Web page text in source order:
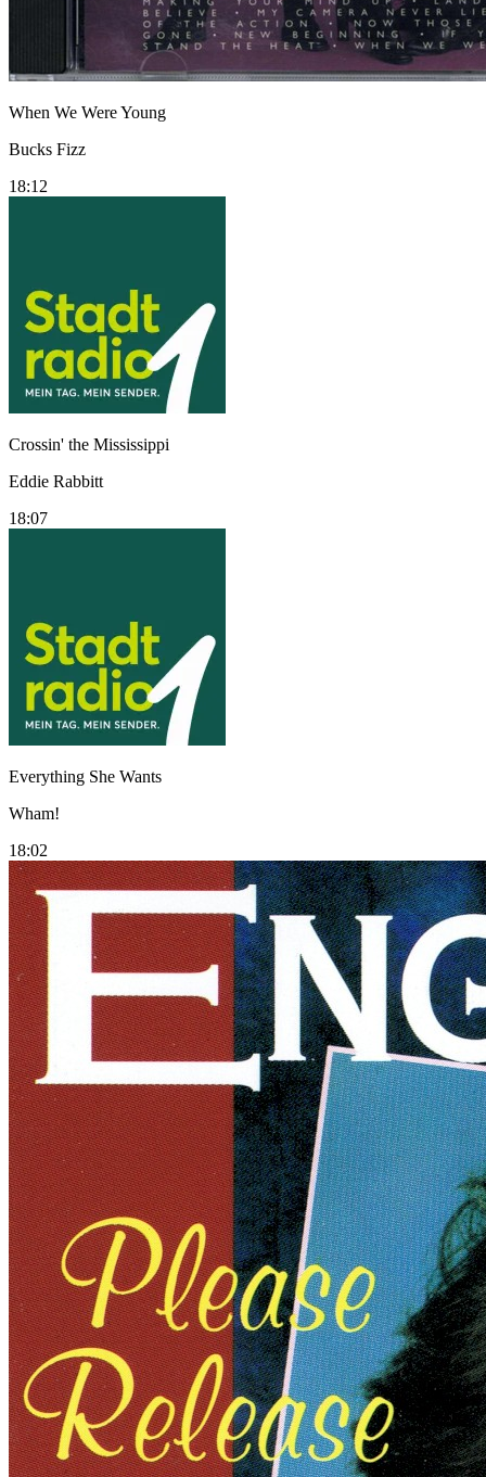
When We Were Young
Bucks Fizz
18:12
Crossin' the Mississippi
Eddie Rabbitt
18:07
Everything She Wants
Wham!
18:02